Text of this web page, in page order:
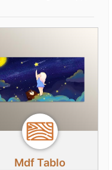
Mdf Tablo